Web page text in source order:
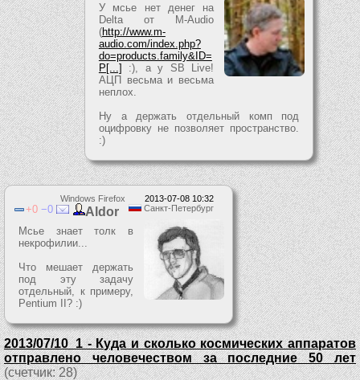
У мсье нет денег на
Delta от M-Audio
(http://www.m-
audio.com/index.php?
do=products.family&ID=
P[...] :), а у SB Live!
АЦП весьма и весьма
неплох.
Ну а держать отдельный комп под
оцифровку не позволяет пространство.
:)
2013-07-08 10:32
Windows Firefox
Санкт-Петербург
0 0 Aldor
Мсье знает толк в
некрофилии...
Что мешает держать
под эту задачу
отдельный, к примеру,
Pentium II? :)
2013/07/10_1 - Куда и сколько космических аппаратов
отправлено человечеством за последние 50 лет
(счетчик: 28)